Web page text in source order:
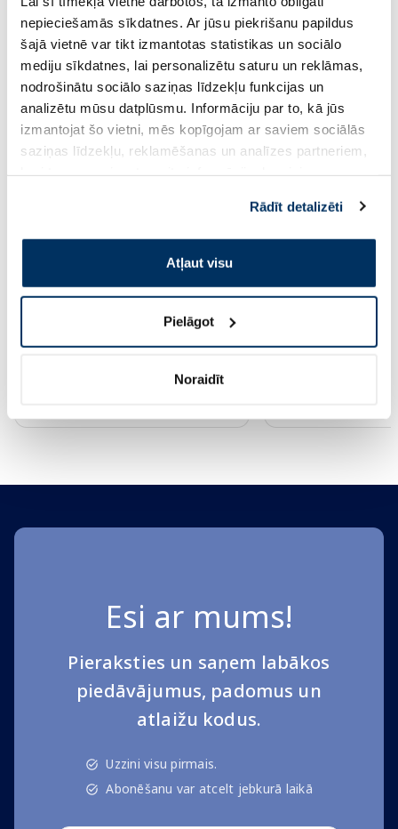
nepieciešamās sīkdatnes. Ar jūsu piekrišanu papildus
šajā vietnē var tikt izmantotas statistikas un sociālo
mediju sīkdatnes, lai personalizētu saturu un reklāmas,
nodrošinātu sociālo saziņas līdzekļu funkcijas un
analizētu mūsu datplūsmu. Informāciju par to, kā jūs
izmantojat šo vietni, mēs kopīgojam ar saviem sociālās
saziņas līdzekļu, reklamēšanas un analīzes partneriem,
pakalpojumus. Ja piekrītat šo papildu sīkdatņu
izmantošanai, lūdzu, atzīmējiet savu izvēli:
Rādīt detalizēti
Atļaut visu
Pielāgot
Noraidīt
Mazināšanai serums, 30 ml
34.59 €
37.79 € (-8%)
62.99 €
-70%
JONAX Nervo Max
3.00 €
Esi ar mums!
Pieraksties un saņem labākos
piedāvājumus, padomus un
atlaižu kodus.
Uzzini visu pirmais.
Abonēšanu var atcelt jebkurā laikā